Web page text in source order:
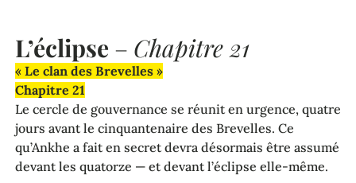
L’éclipse – Chapitre 21
« Le clan des Brevelles »
Chapitre 21
Le cercle de gouvernance se réunit en urgence, quatre
jours avant le cinquantenaire des Brevelles. Ce
qu’Ankhe a fait en secret devra désormais être assumé
devant les quatorze — et devant l’éclipse elle-même.